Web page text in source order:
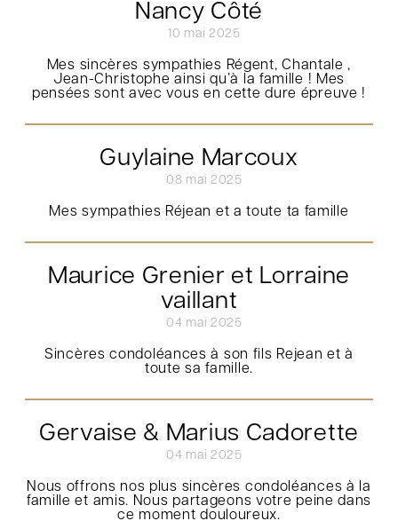
Nancy Côté
10 mai 2025
Mes sincères sympathies Régent, Chantale ,
Jean-Christophe ainsi qu’à la famille ! Mes
pensées sont avec vous en cette dure épreuve !
Guylaine Marcoux
08 mai 2025
Mes sympathies Réjean et a toute ta famille
Maurice Grenier et Lorraine
vaillant
04 mai 2025
Sincères condoléances à son fils Rejean et à
toute sa famille.
Gervaise & Marius Cadorette
04 mai 2025
Nous offrons nos plus sincères condoléances à la
famille et amis. Nous partageons votre peine dans
ce moment douloureux.